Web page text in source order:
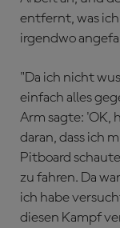
entfernt, was
irgendwo
"Da ich nicht
einfach alles
Arm sagte: 'OK,
daran, dass ich
Pitboard
zu fahren. Da
ich habe
diesen Kampf